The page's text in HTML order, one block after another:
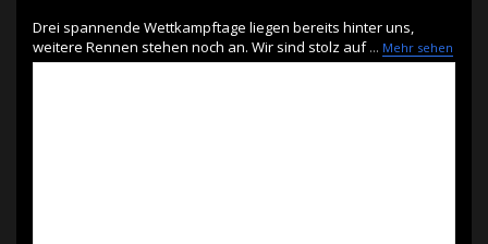
Drei spannende Wettkampftage liegen bereits hinter uns,
weitere Rennen stehen noch an. Wir sind stolz auf ... Mehr sehen